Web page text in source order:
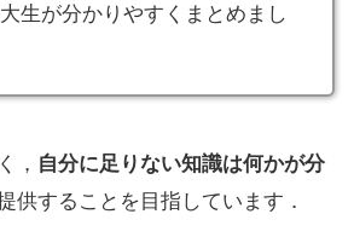
生が分かりやすくまとめまし
， 自分に足りない知識は何かが分
供することを目指しています．